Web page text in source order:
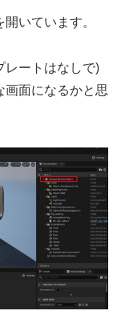
いています。
レートはなしで)
画面になるかと思